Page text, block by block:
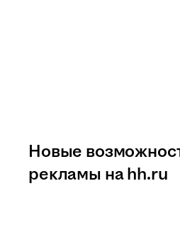
Новые
рекламы на hh.ru